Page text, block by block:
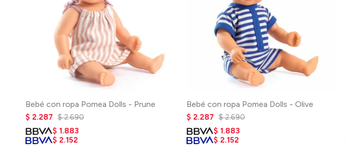
Bebé con ropa Pomea Dolls - Prune
$ 2.287 $ 2.690
$ 1.883
$ 2.152
Bebé con ropa Pomea Dolls - Olive
$ 2.287 $ 2.690
$ 1.883
$ 2.152